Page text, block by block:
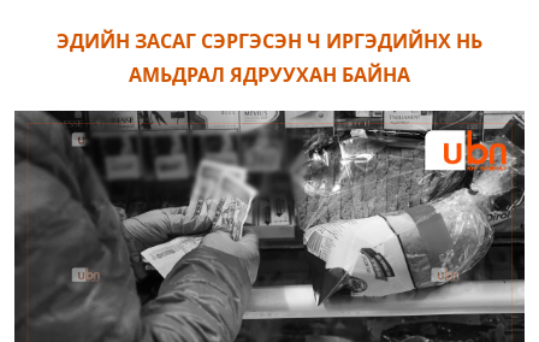
ЭДИЙН ЗАСАГ СЭРГЭСЭН Ч ИРГЭДИЙНХ НЬ
АМЬДРАЛ ЯДРУУХАН БАЙНА